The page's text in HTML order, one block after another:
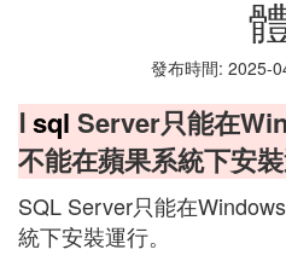
發布時間: 2025-
Ⅰsql Server只能在
不能在蘋果系統下安
SQL Server只能在
統下安裝運行。